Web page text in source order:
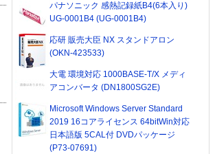
パナソニック 感熱記録紙B4(6本入り)
UG-0001B4 (UG-0001B4)
応研 販売大臣 NX スタンドアロン
(OKN-423533)
大電 環境対応 1000BASE-T/X メディ
アコンバータ (DN1800SG2E)
Microsoft Windows Server Standard
2019 16コアライセンス 64bitWin対応
日本語版 5CAL付 DVDパッケージ
(P73-07691)